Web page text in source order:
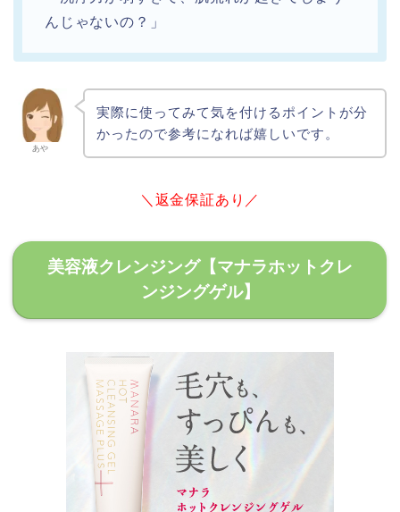
んじゃないの？」
あや
実際に使ってみて気を付けるポイントが分
かったので参考になれば嬉しいです。
＼返金保証あり／
美容液クレンジング【マナラホットクレ
ンジングゲル】